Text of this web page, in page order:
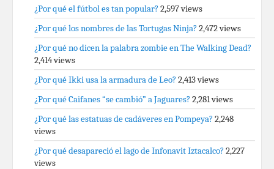
¿Por qué el fútbol es tan popular? 2,597 views
¿Por qué los nombres de las Tortugas Ninja? 2,472 views
¿Por qué no dicen la palabra zombie en The Walking Dead?
2,414 views
¿Por qué Ikki usa la armadura de Leo? 2,413 views
¿Por qué Caifanes “se cambió” a Jaguares? 2,281 views
¿Por qué las estatuas de cadáveres en Pompeya? 2,248
views
¿Por qué desapareció el lago de Infonavit Iztacalco? 2,227
views